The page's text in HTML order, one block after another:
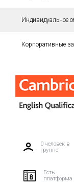
Индивидуальное
Корпоративные
0 человек в
группе
Есть
платформа